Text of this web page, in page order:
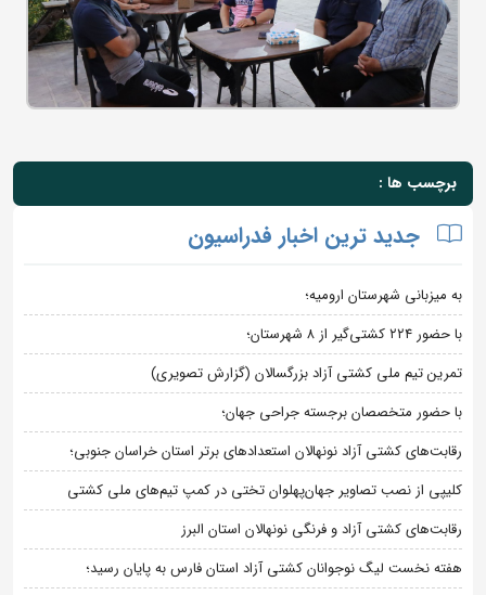
برچسب ها :
جدید ترین اخبار فدراسیون
به میزبانی شهرستان ارومیه؛
با حضور ۲۲۴ کشتی‌گیر از ۸ شهرستان؛
تمرین تیم ملی کشتی آزاد بزرگسالان (گزارش تصویری)
با حضور متخصصان برجسته جراحی جهان؛
رقابت‌های کشتی آزاد نونهالان استعدادهای برتر استان خراسان جنوبی؛
کلیپی از نصب تصاویر جهان‌پهلوان تختی در کمپ تیم‌های ملی کشتی
رقابت‌های کشتی آزاد و فرنگی نونهالان استان البرز
هفته نخست لیگ نوجوانان کشتی آزاد استان فارس به پایان رسید؛